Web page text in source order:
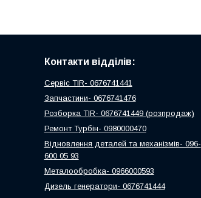
Контакти відділів:
Сервіс TIR- 0676741441
Запчастини- 0676741476
Розборка TIR- 0676741449 (розпродаж)
Ремонт Турбін- 0980000470
Відновлення деталей та механізмів- 096-
600 05 93
Металообробка- 0966000593
Дизель генератори- 0676741444